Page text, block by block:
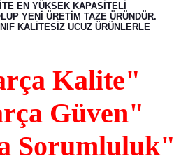
EN YÜKSEK KAPASİTELİ
YENİ ÜRETİM TAZE ÜRÜNDÜR.
KALİTESİZ UCUZ ÜRÜNLERLE
Kalite"
Güven"
Sorumluluk"